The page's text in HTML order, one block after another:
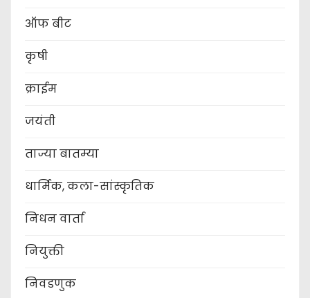
ऑफ बीट
कृषी
क्राईम
जयंती
ताज्या बातम्या
धार्मिक, कला-सांस्कृतिक
निधन वार्ता
नियुक्ती
निवडणुक